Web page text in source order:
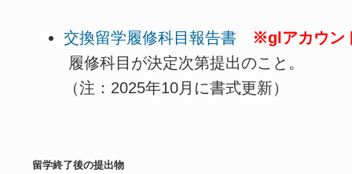
交換留学履修科目報告書
※glアカウン
履修科目が決定次第提出のこと。
（注：2025年10月に書式更新）
留学終了後の提出物